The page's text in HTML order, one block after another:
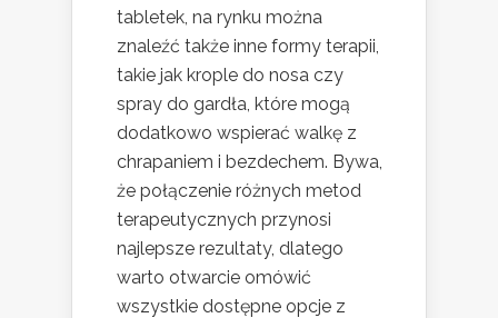
tabletek, na rynku można
znaleźć także inne formy terapii,
takie jak krople do nosa czy
spray do gardła, które mogą
dodatkowo wspierać walkę z
chrapaniem i bezdechem. Bywa,
że połączenie różnych metod
terapeutycznych przynosi
najlepsze rezultaty, dlatego
warto otwarcie omówić
wszystkie dostępne opcje z